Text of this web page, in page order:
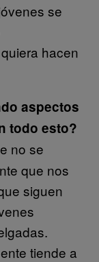
se
hacen
aspectos
todo esto?
no se
que nos
siguen
tiende a